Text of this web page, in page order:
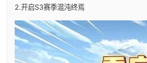
2.开启S3赛季混沌终焉